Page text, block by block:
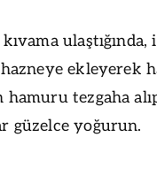
hazneye ekleyerek
hamuru tezgaha
güzelce yoğurun.